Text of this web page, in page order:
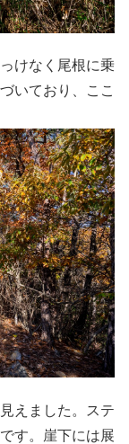
けなく尾根に乗
いており、ここ
えました。ステ
す。崖下には展